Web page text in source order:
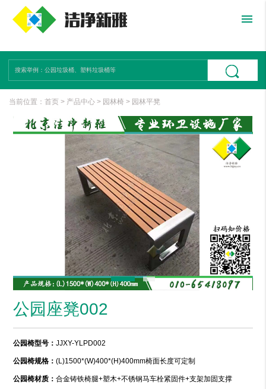
menu
当前位置： 首页> 产品中心> 园林椅 > 园林平凳
公园座凳002
公园椅型号：JJXY-YLPD002
公园椅规格：(L)1500*(W)400*(H)400mm椅面长度可定制
公园椅材质：合金铸铁椅腿+塑木+不锈钢马车栓紧固件+支架加固支撑